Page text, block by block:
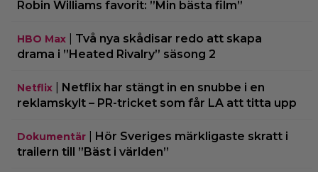
Robin Williams favorit: ”Min bästa film”
HBO Max
Två nya skådisar redo att skapa
drama i ”Heated Rivalry” säsong 2
Netflix
Netflix har stängt in en snubbe i en
reklamskylt – PR-tricket som får LA att titta upp
Dokumentär
Hör Sveriges märkligaste skratt i
trailern till ”Bäst i världen”